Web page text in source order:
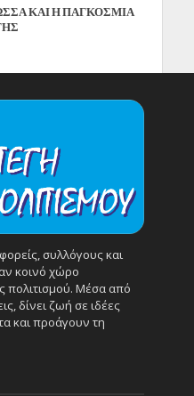
ΚΑΙ Η ΠΑΓΚΟΣΜΙΑ
συλλόγους και
κοινό χώρο
πολιτισμού. Μέσα από
δίνει ζωή σε ιδέες
και προάγουν τη